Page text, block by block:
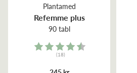
Plantamed
Refemme plus
90 tabl
Rating:
(18)